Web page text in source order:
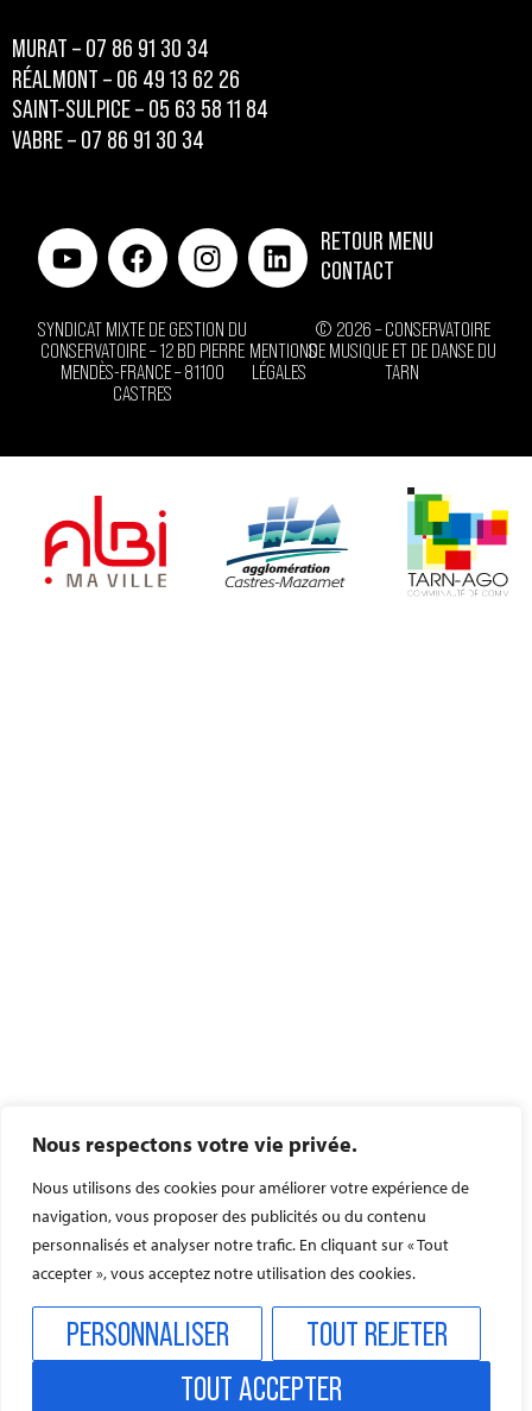
Nous respectons votre vie privée.
Nous utilisons des cookies pour améliorer votre expérience de
navigation, vous proposer des publicités ou du contenu
personnalisés et analyser notre trafic. En cliquant sur « Tout
accepter », vous acceptez notre utilisation des cookies.
PERSONNALISER
TOUT REJETER
TOUT ACCEPTER
MURAT – 07 86 91 30 34
RÉALMONT – 06 49 13 62 26
SAINT-SULPICE – 05 63 58 11 84
VABRE – 07 86 91 30 34
RETOUR MENU
CONTACT
SYNDICAT MIXTE DE GESTION DU
CONSERVATOIRE – 12 BD PIERRE
MENDÈS-FRANCE – 81100
CASTRES
MENTIONS
LÉGALES
© 2026 – CONSERVATOIRE
DE MUSIQUE ET DE DANSE DU
TARN